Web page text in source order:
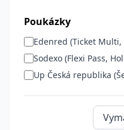
Poukázky
Edenred (Ticket Multi,
Sodexo (Flexi Pass,
Up Česká republika